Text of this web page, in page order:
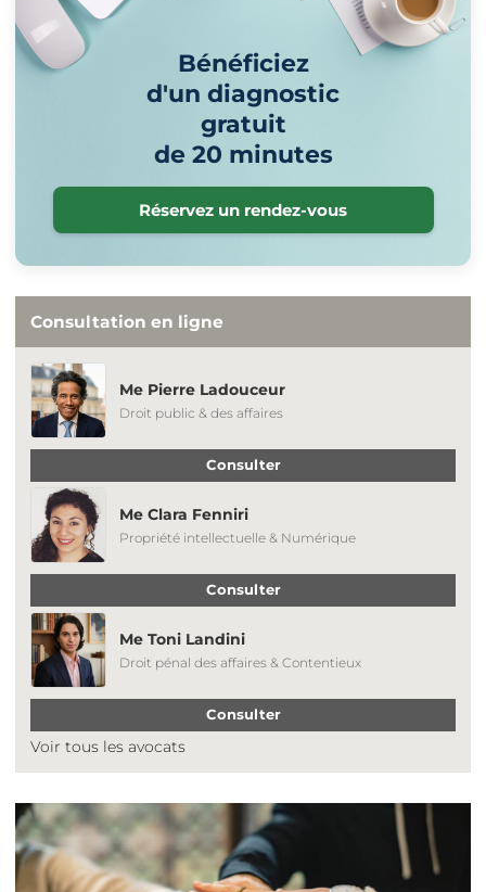
Bénéficiez
d'un diagnostic
gratuit
de 20 minutes
Réservez un rendez-vous
Consultation en ligne
Me Pierre Ladouceur
Droit public & des affaires
Consulter
Me Clara Fenniri
Propriété intellectuelle & Numérique
Consulter
Me Toni Landini
Droit pénal des affaires & Contentieux
Consulter
Voir tous les avocats